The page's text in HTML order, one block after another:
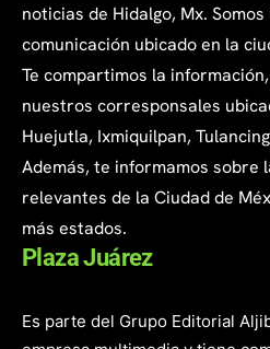
noticias de Hidalgo, Mx.
comunicación ubicado en la
Te compartimos la
nuestros corresponsales
Huejutla, Ixmiquilpan,
Además, te informamos sobre
relevantes de la Ciudad de
más estados.
Plaza Juárez
Es parte del Grupo Editorial